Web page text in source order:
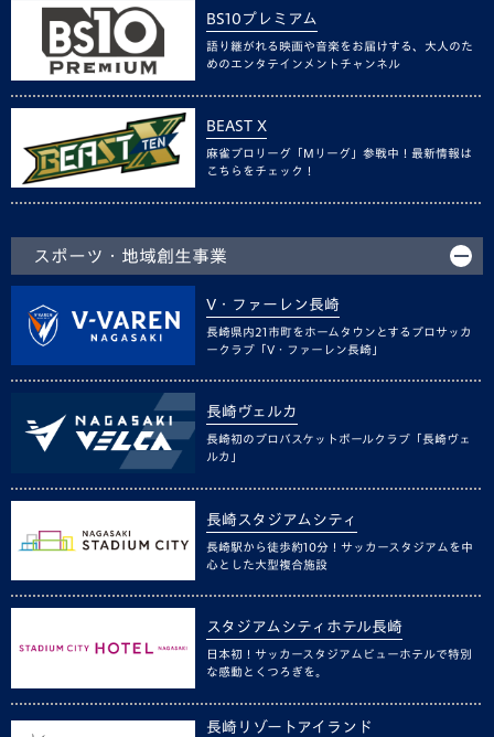
BS10プレミアム
語り継がれる映画や音楽をお届けする、大人のた
めのエンタテインメントチャンネル
BEAST X
麻雀プロリーグ「Mリーグ」参戦中！最新情報は
こちらをチェック！
スポーツ・地域創生事業
V・ファーレン長崎
長崎県内21市町をホームタウンとするプロサッカ
ークラブ「V・ファーレン長崎」
長崎ヴェルカ
長崎初のプロバスケットボールクラブ「長崎ヴェ
ルカ」
長崎スタジアムシティ
長崎駅から徒歩約10分！サッカースタジアムを中
心とした大型複合施設
スタジアムシティホテル長崎
日本初！サッカースタジアムビューホテルで特別
な感動とくつろぎを。
長崎リゾートアイランド